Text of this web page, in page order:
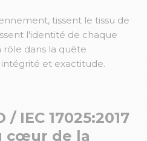
tissent le tissu de
l'identité de chaque
rôle dans la quête
et exactitude.
/ IEC 17025:2017
cœur de la